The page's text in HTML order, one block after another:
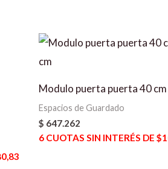
Modulo puerta puerta 40 cm
Espacios de Guardado
$ 647.262
6 CUOTAS SIN INTERÉS DE